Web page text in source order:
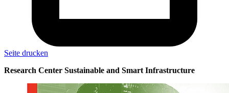
Seite drucken
Research Center Sustainable and Smart Infrastructure